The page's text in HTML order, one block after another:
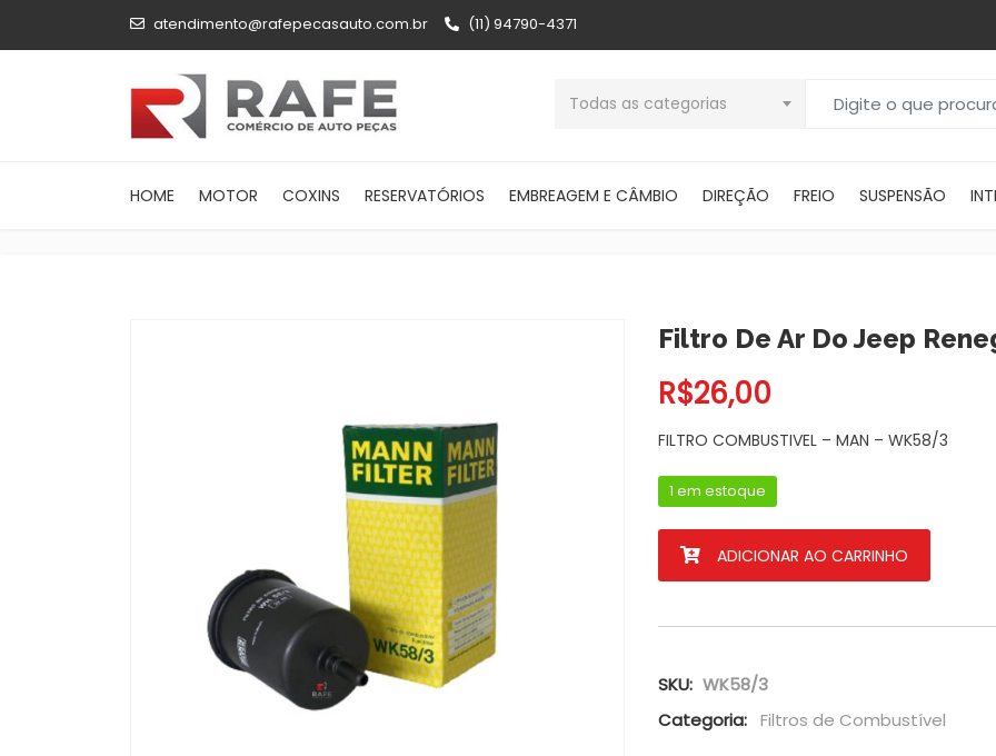
atendimento@rafepecasauto.com.br (11) 94790-4371
Todas as categorias
HOME MOTOR COXINS RESERVATÓRIOS EMBREAGEM E CÂMBIO DIREÇÃO FREIO SUSPENSÃO
Filtro De Ar Do Jeep
R$26,00
FILTRO COMBUSTIVEL – MAN – WK58/3
1 em estoque
Filtro De Ar Do Jeep Renegade 1.8 E 2.0
ADICIONAR AO CARRINHO
SKU: WK58/3
Categoria: Filtros de Combustível